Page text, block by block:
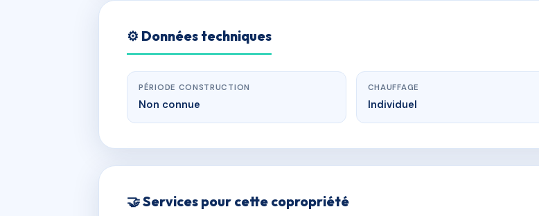
⚙️ Données techniques
PÉRIODE CONSTRUCTION
Non connue
CHAUFFAGE
Individuel
🤝 Services pour cette copropriété